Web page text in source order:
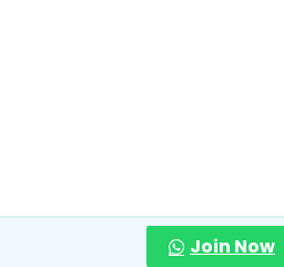
Join Now